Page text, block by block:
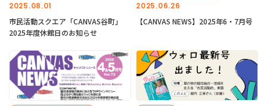
2025.08.01
市民活動スクエア「CANVAS谷町」
2025年度休館日のお知らせ
2025.06.26
【CANVAS NEWS】2025年6・7月号